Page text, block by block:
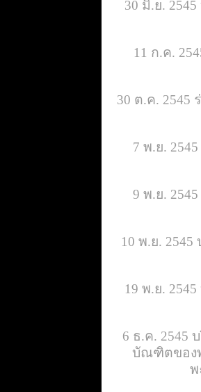
30 มิ.ย.
11 ก.ค.
30 ต.ค. 2545
7 พ.ย.
9 พ.ย.
10 พ.ย.
19 พ.ย.
6 ธ.ค. 2545
บัณฑิตของ
พ